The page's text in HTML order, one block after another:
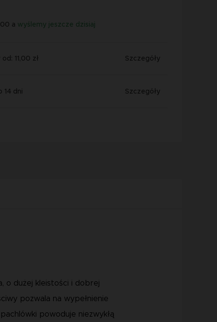
a wyślemy jeszcze dzisiaj
11,00 zł Szczegóły
14 dni Szczegóły
o dużej kleistości i dobrej
pozwala na wypełnienie
powoduje niezwykłą